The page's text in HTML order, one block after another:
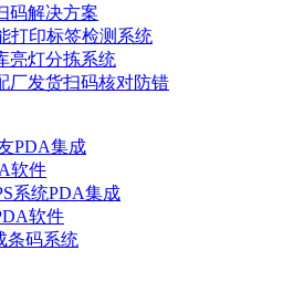
码解决方案
打印标签检测系统
亮灯分拣系统
厂发货扫码核对防错
PDA集成
软件
系统PDA集成
软件
条码系统